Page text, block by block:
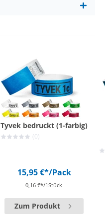
Tyvek bedruckt (1-farbig)
(0)
15,95 €*/Pack
0,16 €*/1Stück
Zum Produkt